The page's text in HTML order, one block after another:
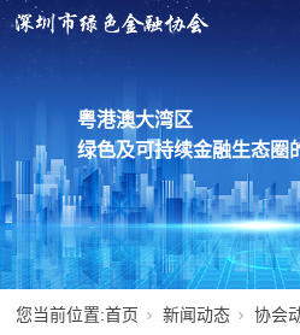
粤港澳大湾区
绿色及可持续金融生态圈
您当前位置:首页 新闻动态 协会